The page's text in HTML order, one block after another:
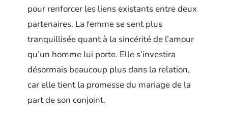
pour renforcer les liens existants entre deux
partenaires. La femme se sent plus
tranquillisée quant à la sincérité de l’amour
qu’un homme lui porte. Elle s’investira
désormais beaucoup plus dans la relation,
car elle tient la promesse du mariage de la
part de son conjoint.